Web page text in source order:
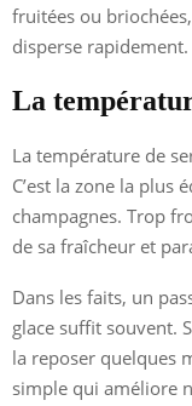
fruitées ou
disperse rapidement.
La
La température de
C’est la zone la plus
champagnes. Trop
de sa fraîcheur et
Dans les faits, un
glace suffit souvent.
la reposer quelques
simple qui améliore